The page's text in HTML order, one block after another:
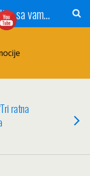
Radio Gradačac - 56 godina sa vama...
ratna